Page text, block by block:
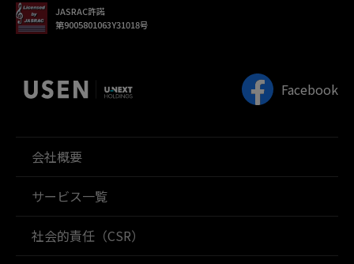
JASRAC許諾
第9005801063Y31018号
Facebook
会社概要
サービス一覧
社会的責任（CSR）